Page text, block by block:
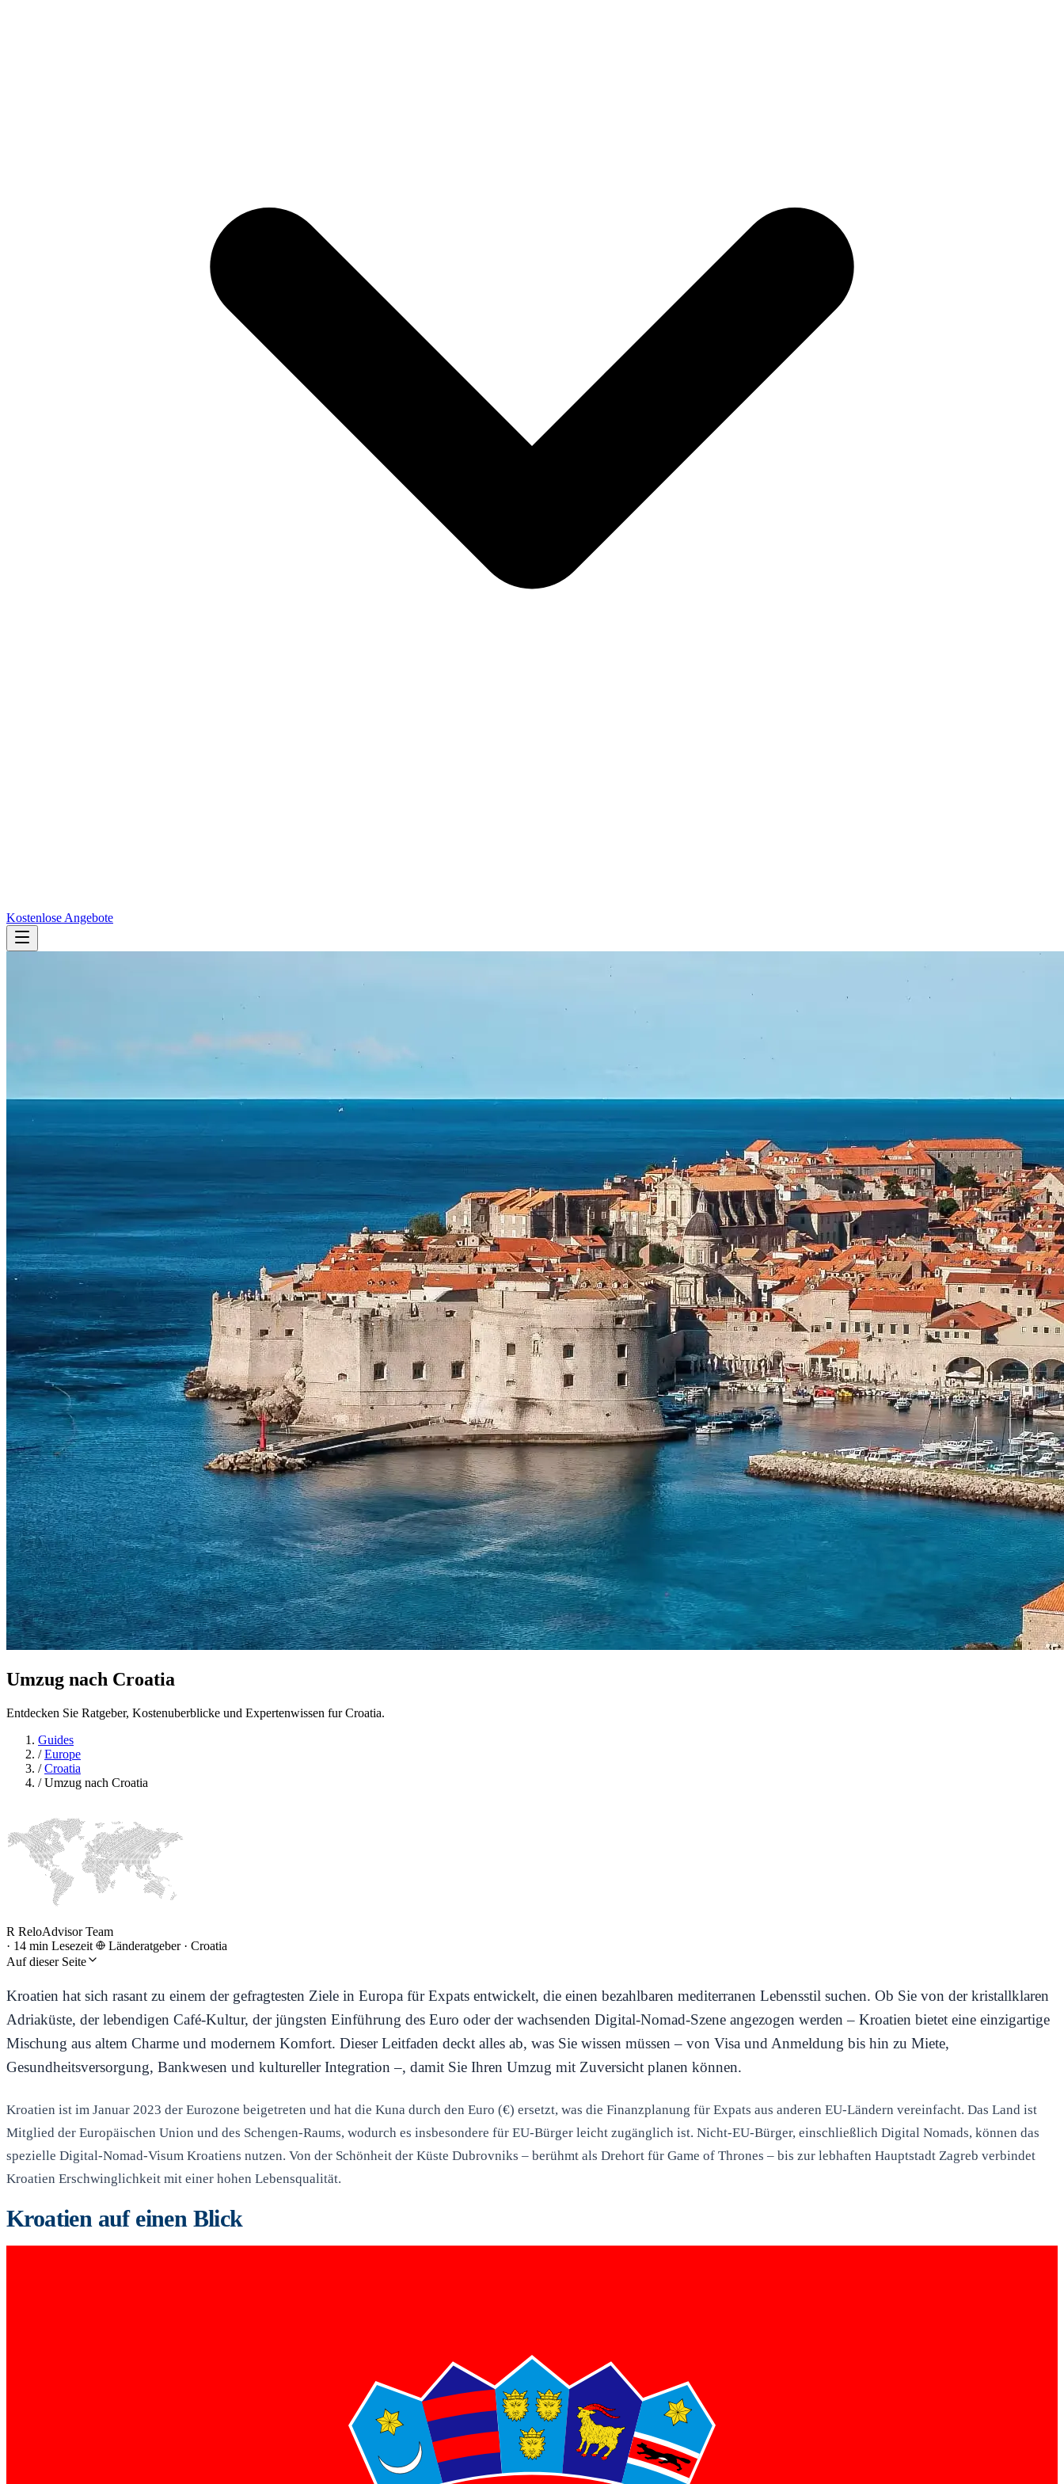
Kostenlose Angebote
Umzug nach Croatia
Entdecken Sie Ratgeber, Kostenuberblicke und Expertenwissen fur Croatia.
Guides
/Europe
/Croatia
/Umzug nach Croatia
R ReloAdvisor Team
· 14 min Lesezeit Länderatgeber · Croatia
Auf dieser Seite
Kroatien hat sich rasant zu einem der gefragtesten Ziele in Europa für Expats entwickelt, die einen bezahlbaren mediterranen Lebensstil suchen. Ob Sie von der kristallklaren
Adriaküste, der lebendigen Café-Kultur, der jüngsten Einführung des Euro oder der wachsenden Digital-Nomad-Szene angezogen werden – Kroatien bietet eine einzigartige
Mischung aus altem Charme und modernem Komfort. Dieser Leitfaden deckt alles ab, was Sie wissen müssen – von Visa und Anmeldung bis hin zu Miete,
Gesundheitsversorgung, Bankwesen und kultureller Integration –, damit Sie Ihren Umzug mit Zuversicht planen können.
Kroatien ist im Januar 2023 der Eurozone beigetreten und hat die Kuna durch den Euro (€) ersetzt, was die Finanzplanung für Expats aus anderen EU-Ländern vereinfacht. Das Land ist
Mitglied der Europäischen Union und des Schengen-Raums, wodurch es insbesondere für EU-Bürger leicht zugänglich ist. Nicht-EU-Bürger, einschließlich Digital Nomads, können das
spezielle Digital-Nomad-Visum Kroatiens nutzen. Von der Schönheit der Küste Dubrovniks – berühmt als Drehort für Game of Thrones – bis zur lebhaften Hauptstadt Zagreb verbindet
Kroatien Erschwinglichkeit mit einer hohen Lebensqualität.
Kroatien auf einen Blick